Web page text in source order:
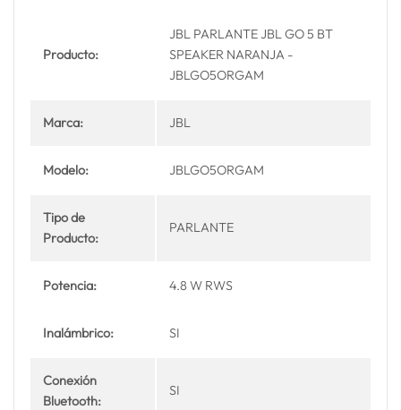
Producto:
JBL PARLANTE JBL GO 5 BT
SPEAKER NARANJA -
JBLGO5ORGAM
Marca: JBL
Modelo: JBLGO5ORGAM
Tipo de
Producto:
PARLANTE
Potencia: 4.8 W RWS
Inalámbrico: SI
Conexión
Bluetooth:
SI